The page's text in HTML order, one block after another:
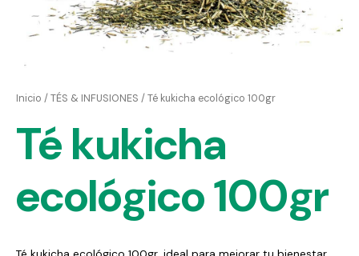
Inicio /TÉS & INFUSIONES / Té kukicha ecológico 100gr
Té kukicha
ecológico 100gr